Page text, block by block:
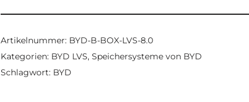
Artikelnummer: BYD-B-BOX-LVS-8.0
Kategorien: BYD LVS, Speichersysteme von BYD
Schlagwort: BYD